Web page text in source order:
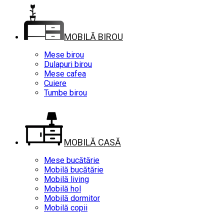
MOBILĂ BIROU
Mese birou
Dulapuri birou
Mese cafea
Cuiere
Tumbe birou
MOBILĂ CASĂ
Mese bucătărie
Mobilă bucătărie
Mobilă living
Mobilă hol
Mobilă dormitor
Mobilă copii